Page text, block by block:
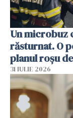
Un microbuz
răsturnat. O
planul roșu
31 IULIE 2026